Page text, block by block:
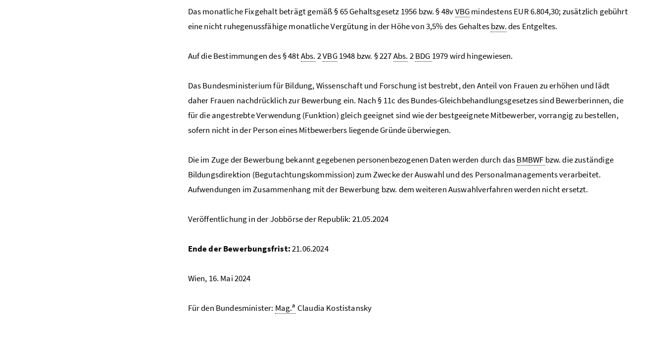
Das monatliche Fixgehalt beträgt gemäß § 65 Gehaltsgesetz 1956 bzw. § 48vVBGmindestens EUR 6.804,30; zusätzlich gebührt
eine nicht ruhegenussfähige monatliche Vergütung in der Höhe von 3,5% des Gehaltesbzw.des Entgeltes.
Auf die Bestimmungen des § 48tAbs. 2VBG1948 bzw. § 227Abs. 2BDG 1979 wird hingewiesen.
Das Bundesministerium für Bildung, Wissenschaft und Forschung ist bestrebt, den Anteil von Frauen zu erhöhen und lädt
daher Frauen nachdrücklich zur Bewerbung ein. Nach § 11c des Bundes-Gleichbehandlungsgesetzes sind Bewerberinnen, die
für die angestrebte Verwendung (Funktion) gleich geeignet sind wie der bestgeeignete Mitbewerber, vorrangig zu bestellen,
sofern nicht in der Person eines Mitbewerbers liegende Gründe überwiegen.
Die im Zuge der Bewerbung bekannt gegebenen personenbezogenen Daten werden durch dasBMBWF bzw. die zuständige
Bildungsdirektion (Begutachtungskommission) zum Zwecke der Auswahl und des Personalmanagements verarbeitet.
Aufwendungen im Zusammenhang mit der Bewerbung bzw. dem weiteren Auswahlverfahren werden nicht ersetzt.
Veröffentlichung in der Jobbörse der Republik: 21.05.2024
Ende der Bewerbungsfrist:21.06.2024
Wien, 16. Mai 2024
Für den Bundesminister: Mag.a Claudia Kostistansky